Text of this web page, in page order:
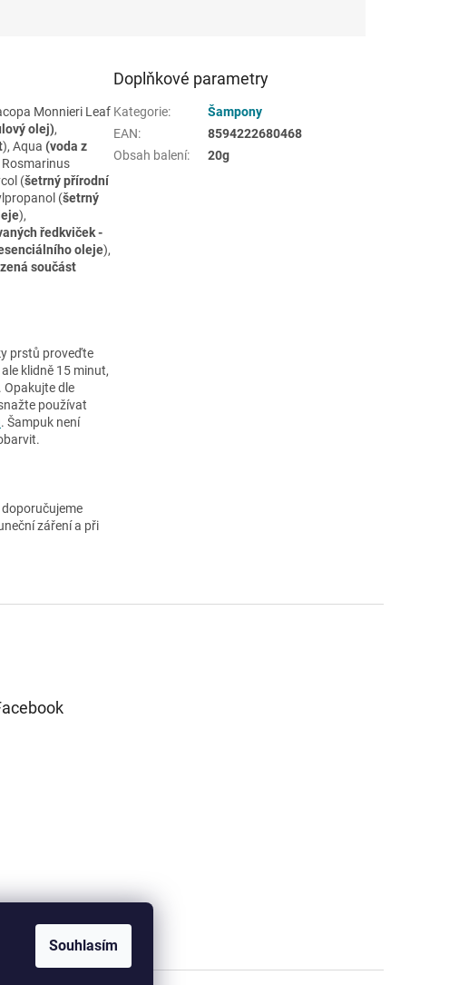
Souhlasím
Monnieri Leaf
olej),
), Aqua (voda z
Rosmarinus
(šetrný přírodní
(šetrný
),
ředkviček -
oleje),
součást
prstů proveďte
klidně 15 minut,
Opakujte dle
používat
. Šampuk není
záření a při
Doplňkové parametry
Kategorie:
Šampony
EAN:
8594222680468
Obsah balení: 20g